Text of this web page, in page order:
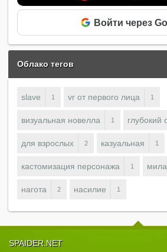
Войти через
Облако тегов
slave 1 vr от первого лица 1
визуальная новелла 1 глубокий
для взрослых 2 казуальная 1
кастомизация персонажа 1
нагота 2 насилие 1
SPAIDER.NET